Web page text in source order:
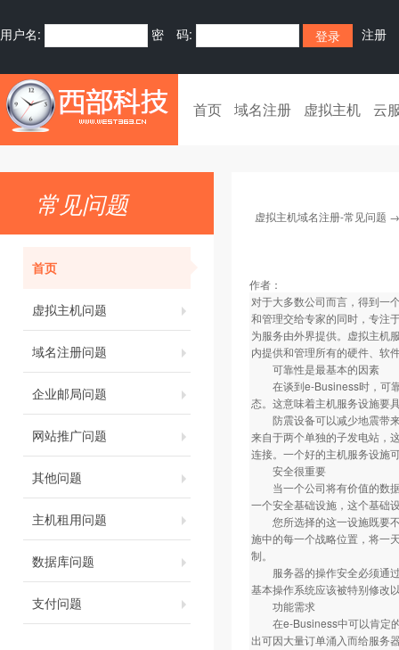
用户名: 密 码: 注册
首页 域名注册 虚拟主机 云
常见问题
首页
虚拟主机问题
域名注册问题
企业邮局问题
网站推广问题
其他问题
主机租用问题
数据库问题
支付问题
虚拟主机域名注册-常见问题
作者：
对于大多数公司而言，得到一
和管理交给专家的同时，专注
为服务由外界提供。虚拟主机
内提供和管理所有的硬件、软
可靠性是最基本的因素
在谈到e-Business时，可靠
态。这意味着主机服务设施要
防震设备可以减少地震带来
来自于两个单独的子发电站，
连接。一个好的主机服务设施
安全很重要
当一个公司将有价值的数据
一个安全基础设施，这个基础
您所选择的这一设施既要不
施中的每一个战略位置，将一
制。
服务器的操作安全必须通过
基本操作系统应该被特别修改
功能需求
在e-Business中可以肯定的
出可因大量订单涌入而给服务